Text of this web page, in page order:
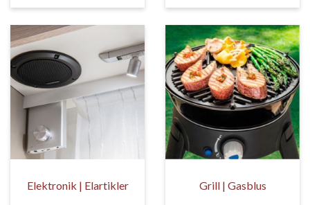
Elektronik | Elartikler Grill | Gasblus